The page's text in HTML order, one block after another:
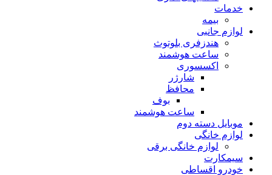
خدمات
بیمه
لوازم جانبی
هندزفری بلوتوث
ساعت هوشمند
اکسسوری
شارژر
محافظ
بوف
ساعت هوشمند
موبایل دسته دوم
لوازم خانگی
لوازم خانگی برقی
سیمکارت
خودرو اقساطی